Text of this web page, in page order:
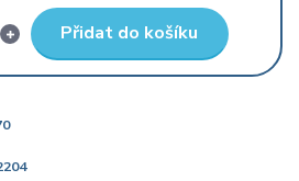
Přidat do košíku